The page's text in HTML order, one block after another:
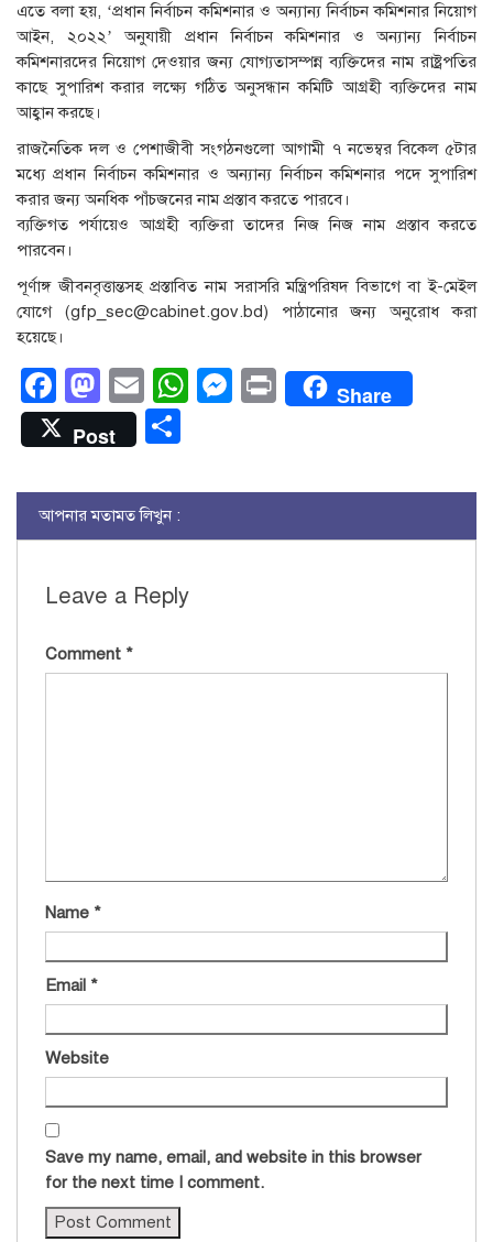
এতে বলা হয়, ‘প্রধান নির্বাচন কমিশনার ও অন্যান্য নির্বাচন কমিশনার নিয়োগ
আইন, ২০২২’ অনুযায়ী প্রধান নির্বাচন কমিশনার ও অন্যান্য নির্বাচন
কমিশনারদের নিয়োগ দেওয়ার জন্য যোগ্যতাসম্পন্ন ব্যক্তিদের নাম রাষ্ট্রপতির
কাছে সুপারিশ করার লক্ষ্যে গঠিত অনুসন্ধান কমিটি আগ্রহী ব্যক্তিদের নাম
আহ্বান করছে।
রাজনৈতিক দল ও পেশাজীবী সংগঠনগুলো আগামী ৭ নভেম্বর বিকেল ৫টার
মধ্যে প্রধান নির্বাচন কমিশনার ও অন্যান্য নির্বাচন কমিশনার পদে সুপারিশ
করার জন্য অনধিক পাঁচজনের নাম প্রস্তাব করতে পারবে।
ব্যক্তিগত পর্যায়েও আগ্রহী ব্যক্তিরা তাদের নিজ নিজ নাম প্রস্তাব করতে
পারবেন।
পূর্ণাঙ্গ জীবনবৃত্তান্তসহ প্রস্তাবিত নাম সরাসরি মন্ত্রিপরিষদ বিভাগে বা ই-মেইল
যোগে (gfp_sec@cabinet.gov.bd) পাঠানোর জন্য অনুরোধ করা
হয়েছে।
Facebook
Mastodon
EmailWhatsApp
Messenger
PrintShare
Post
আপনার মতামত লিখুন :
Leave a Reply
Comment *
Name *
Email *
Website
Save my name, email, and website in this browser
for the next time I comment.